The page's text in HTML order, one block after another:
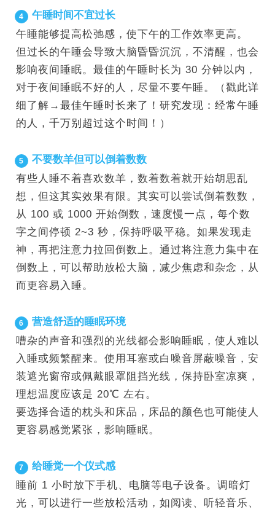
4
午睡时间不宜过长
午睡能够提高松弛感，使下午的工作效率更高。
但过长的午睡会导致大脑昏昏沉沉，不清醒，也会
影响夜间睡眠。最佳的午睡时长为 30 分钟以内，
对于夜间睡眠不好的人，尽量不要午睡。（戳此详
细了解→ 最佳午睡时长来了！研究发现：经常午睡
的人，千万别超过这个时间！ ）
5
不要数羊但可以倒着数数
有些人睡不着喜欢数羊，数着数着就开始胡思乱
想，但这其实效果有限。其实可以尝试倒着数数，
从 100 或 1000 开始倒数，速度慢一点，每个数
字之间停顿 2~3 秒，保持呼吸平稳。如果发现走
神，再把注意力拉回倒数上。通过将注意力集中在
倒数上，可以帮助放松大脑，减少焦虑和杂念，从
而更容易入睡。
6
营造舒适的睡眠环境
嘈杂的声音和强烈的光线都会影响睡眠，使人难以
入睡或频繁醒来。使用耳塞或白噪音屏蔽噪音，安
装遮光窗帘或佩戴眼罩阻挡光线，保持卧室凉爽，
理想温度应该是 20℃ 左右。
要选择合适的枕头和床品，床品的颜色也可能使人
更容易感觉紧张，影响睡眠。
7
给睡觉一个仪式感
睡前 1 小时放下手机、电脑等电子设备。调暗灯
光，可以进行一些放松活动，如阅读、听轻音乐、